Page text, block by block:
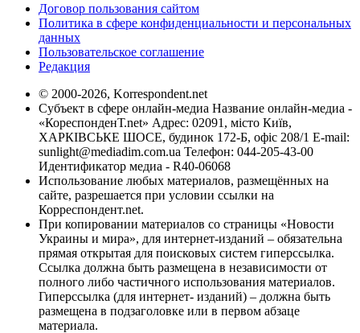
Договор пользования сайтом
Политика в сфере конфиденциальности и персональных
данных
Пользовательское соглашение
Редакция
© 2000-2026, Korrespondent.net
Субъект в сфере онлайн-медиа Название онлайн-медиа -
«КореспонденТ.net» Адрес: 02091, місто Київ,
ХАРКІВСЬКЕ ШОСЕ, будинок 172-Б, офіс 208/1 E-mail:
sunlight@mediadim.com.ua Телефон: 044-205-43-00
Идентификатор медиа - R40-06068
Использование любых материалов, размещённых на
сайте, разрешается при условии ссылки на
Корреспондент.net.
При копировании материалов со страницы «Новости
Украины и мира», для интернет-изданий – обязательна
прямая открытая для поисковых систем гиперссылка.
Ссылка должна быть размещена в независимости от
полного либо частичного использования материалов.
Гиперссылка (для интернет- изданий) – должна быть
размещена в подзаголовке или в первом абзаце
материала.